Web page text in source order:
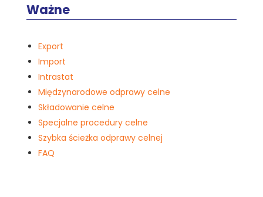
Ważne
Export
Import
Intrastat
Międzynarodowe odprawy celne
Składowanie celne
Specjalne procedury celne
Szybka ścieżka odprawy celnej
FAQ